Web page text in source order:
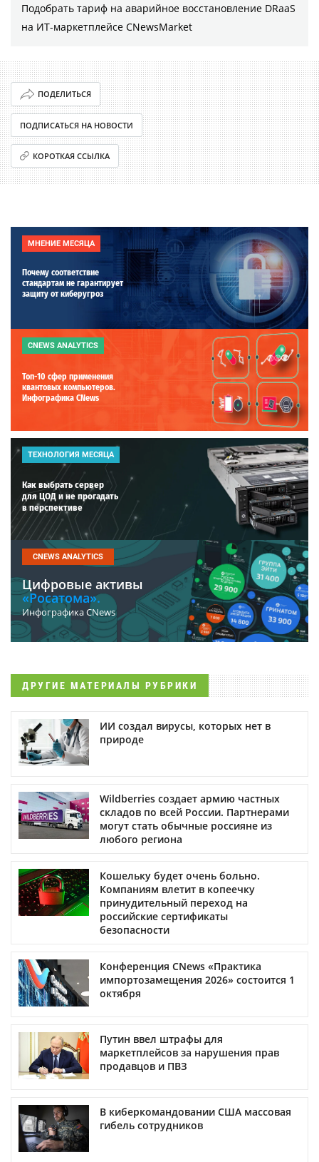
Подобрать тариф на аварийное восстановление DRaaS
на ИТ-маркетплейсе CNewsMarket
ПОДЕЛИТЬСЯ
ПОДПИСАТЬСЯ НА НОВОСТИ
КОРОТКАЯ ССЫЛКА
МНЕНИЕ МЕСЯЦА
Почему соответствие
стандартам не гарантирует
защиту от киберугроз
CNEWS ANALYTICS
Топ-10 сфер применения
квантовых компьютеров.
Инфографика CNews
ТЕХНОЛОГИЯ МЕСЯЦА
Как выбрать сервер
для ЦОД и не прогадать
в перспективе
CNEWS ANALYTICS
Цифровые активы
«Росатома».
Инфографика CNews
ДРУГИЕ МАТЕРИАЛЫ РУБРИКИ
ИИ создал вирусы, которых нет в
природе
Wildberries создает армию частных
складов по всей России. Партнерами
могут стать обычные россияне из
любого региона
Кошельку будет очень больно.
Компаниям влетит в копеечку
принудительный переход на
российские сертификаты
безопасности
Конференция CNews «Практика
импортозамещения 2026» состоится 1
октября
Путин ввел штрафы для
маркетплейсов за нарушения прав
продавцов и ПВЗ
В киберкомандовании США массовая
гибель сотрудников